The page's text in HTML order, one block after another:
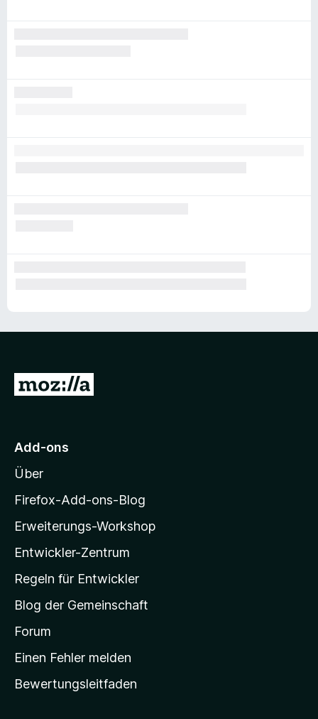
Z
M
z
i
l
a
-
t
a
r
s
Add-ons
Über
Firefox-Add-ons-Blog
Erweiterungs-Workshop
Entwickler-Zentrum
Regeln für Entwickler
Blog der Gemeinschaft
Forum
Einen Fehler melden
Bewertungsleitfaden